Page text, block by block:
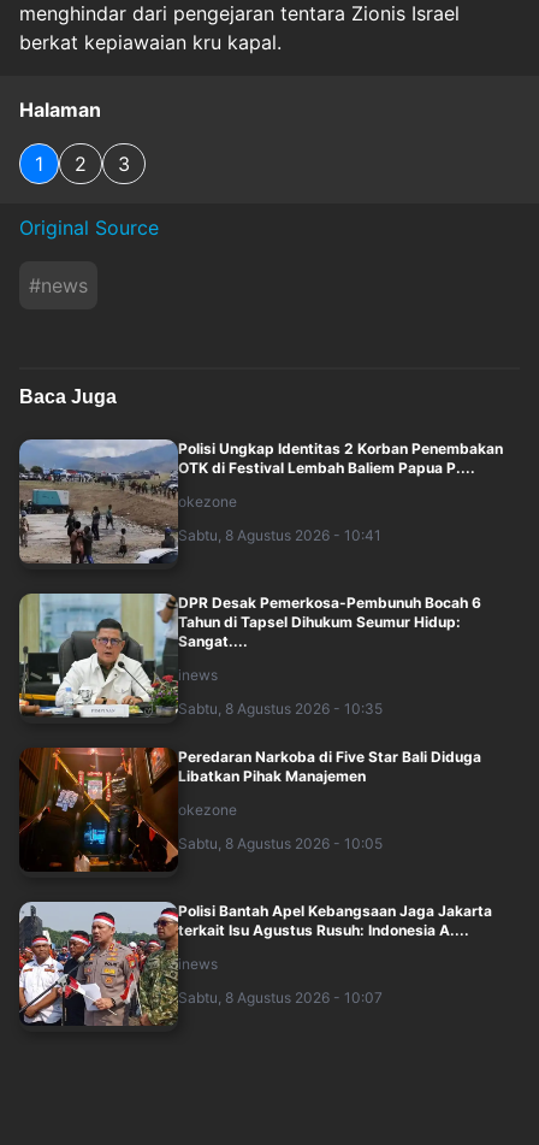
menghindar dari pengejaran tentara Zionis Israel
berkat kepiawaian kru kapal.
Halaman
1 2 3
Original Source
#news
Baca Juga
Polisi Ungkap Identitas 2 Korban Penembakan
OTK di Festival Lembah Baliem Papua P....
okezone
Sabtu, 8 Agustus 2026 - 10:41
DPR Desak Pemerkosa-Pembunuh Bocah 6
Tahun di Tapsel Dihukum Seumur Hidup:
Sangat....
inews
Sabtu, 8 Agustus 2026 - 10:35
Peredaran Narkoba di Five Star Bali Diduga
Libatkan Pihak Manajemen
okezone
Sabtu, 8 Agustus 2026 - 10:05
Polisi Bantah Apel Kebangsaan Jaga Jakarta
terkait Isu Agustus Rusuh: Indonesia A....
inews
Sabtu, 8 Agustus 2026 - 10:07